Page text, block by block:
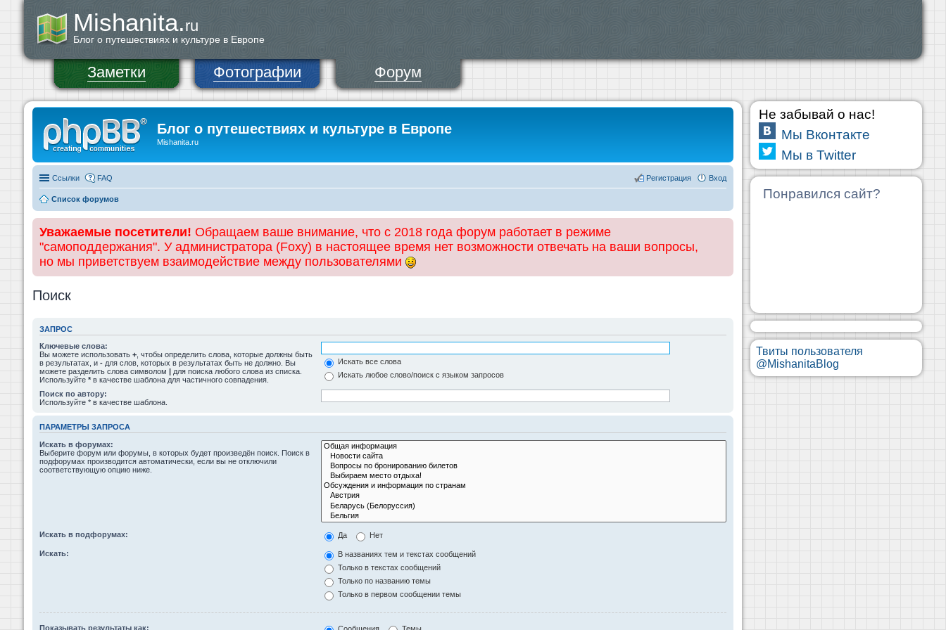
Mishanita.ru
Блог о путешествиях и культуре в Европе
Заметки Фотографии Форум
Блог о путешествиях и культуре в Европе
Mishanita.ru
Ссылки FAQ Вход
Регистрация
Список форумов
Уважаемые посетители! Обращаем ваше внимание, что с 2018 года форум работает в режиме
"самоподдержания". У администратора (Foxy) в настоящее время нет возможности отвечать на ваши вопросы,
но мы приветствуем взаимодействие между пользователями
Поиск
ЗАПРОС
Ключевые слова:
Вы можете использовать + , чтобы определить слова, которые должны быть
в результатах, и - для слов, которых в результатах быть не должно. Вы
можете разделить слова символом | для поиска любого слова из списка.
Используйте * в качестве шаблона для частичного совпадения.
Искать все слова
Искать любое слово/поиск с языком запросов
Поиск по автору:
Используйте * в качестве шаблона.
ПАРАМЕТРЫ ЗАПРОСА
Искать в форумах:
Выберите форум или форумы, в которых будет произведён поиск. Поиск в
подфорумах производится автоматически, если вы не отключили
соответствующую опцию ниже.
Искать в подфорумах: Да Нет
Искать:
В названиях тем и текстах сообщений
Только в текстах сообщений
Только по названию темы
Только в первом сообщении темы
Показывать результаты как:
Не забывай о нас!
Мы Вконтакте
Мы в Twitter
Понравился сайт?
Твиты пользователя
@MishanitaBlog